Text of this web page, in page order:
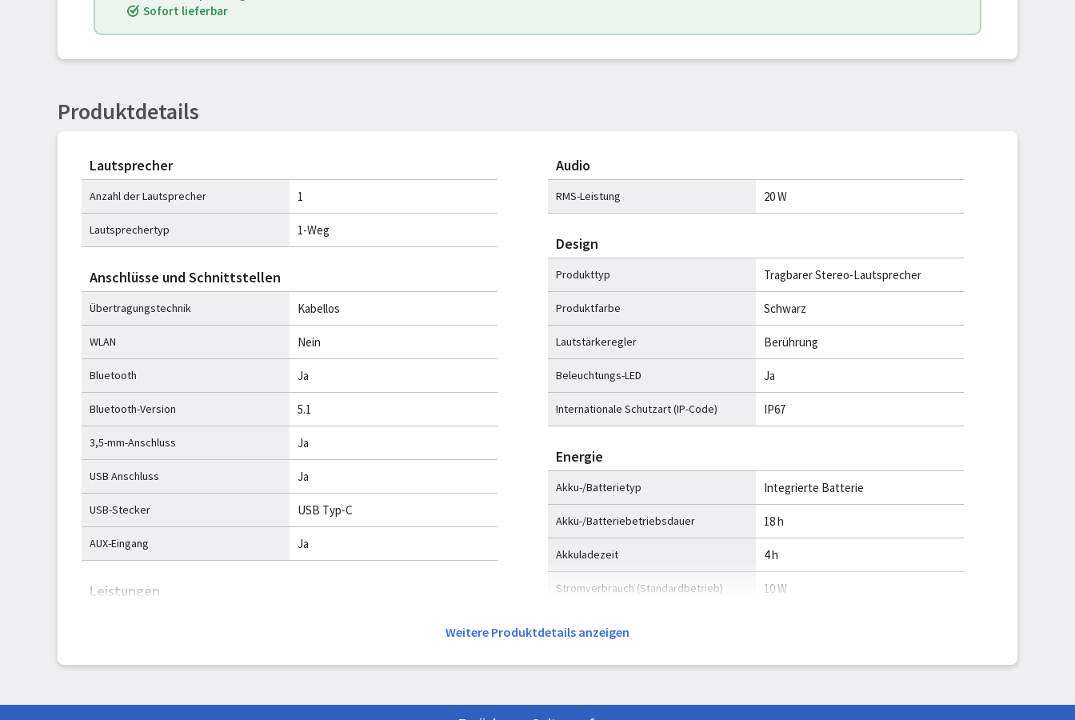
Sofort lieferbar
Produktdetails
Lautsprecher
Anzahl der Lautsprecher 1
Lautsprechertyp 1-Weg
Anschlüsse und Schnittstellen
Übertragungstechnik Kabellos
WLAN Nein
Bluetooth Ja
Bluetooth-Version 5.1
3,5-mm-Anschluss Ja
USB Anschluss Ja
USB-Stecker USB Typ-C
AUX-Eingang Ja
Leistungen
Audio
RMS-Leistung 20 W
Design
Produkttyp Tragbarer Stereo-Lautsprecher
Produktfarbe Schwarz
Lautstärkeregler Berührung
Beleuchtungs-LED Ja
Internationale Schutzart (IP-Code) IP67
Energie
Akku-/Batterietyp Integrierte Batterie
Akku-/Batteriebetriebsdauer 18 h
Akkuladezeit 4 h
Stromverbrauch (Standardbetrieb) 10 W
Verpackungsdaten
Weitere Produktdetails anzeigen